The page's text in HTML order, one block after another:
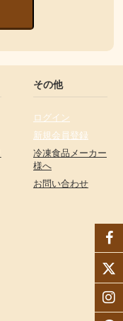
その他
ログイン
新規会員登録
冷凍食品メーカー
様へ
お問い合わせ